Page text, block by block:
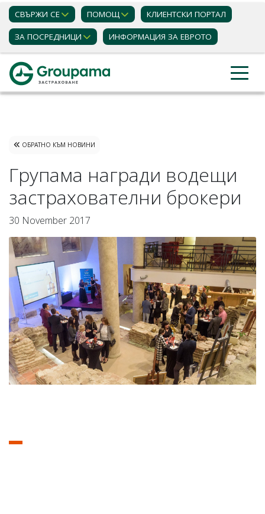
СВЪРЖИ СЕ ПОМОЩ КЛИЕНТСКИ ПОРТАЛ
ЗА ПОСРЕДНИЦИ ИНФОРМАЦИЯ ЗА ЕВРОТО
Застраховки Актуални новини
ОБРАТНО КЪМ НОВИНИ
Групама награди водещи
застрахователни брокери
30 November 2017